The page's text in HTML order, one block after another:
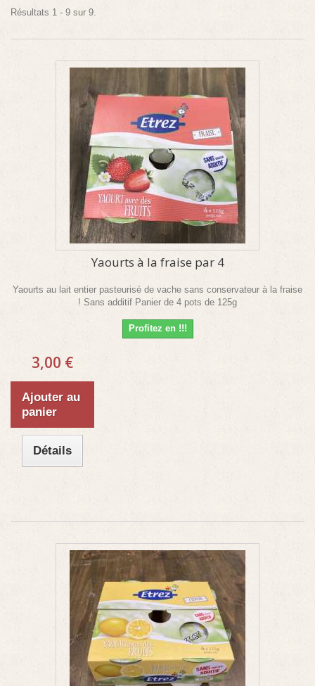
Résultats 1 - 9 sur 9.
Yaourts à la fraise par 4
Yaourts au lait entier pasteurisé de vache sans conservateur à la fraise
! Sans additif Panier de 4 pots de 125g
Profitez en !!!
3,00 €
Ajouter au
panier
Détails